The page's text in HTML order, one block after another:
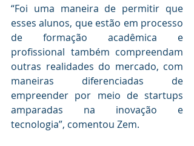
“Foi uma maneira de permitir que
esses alunos, que estão em processo
de formação acadêmica e
profissional também compreendam
outras realidades do mercado, com
maneiras diferenciadas de
empreender por meio de startups
amparadas na inovação e
tecnologia”, comentou Zem.